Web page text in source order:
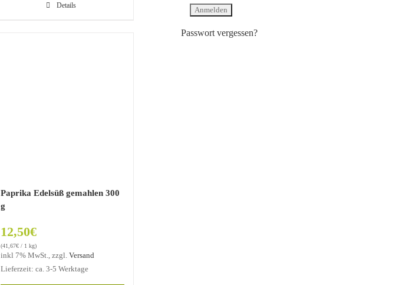
Details
Paprika Edelsüß gemahlen 300
g
12,50€
(41,67€/ 1 kg)
inkl 7% MwSt., zzgl. Versand
Lieferzeit: ca. 3-5 Werktage
Passwort vergessen?